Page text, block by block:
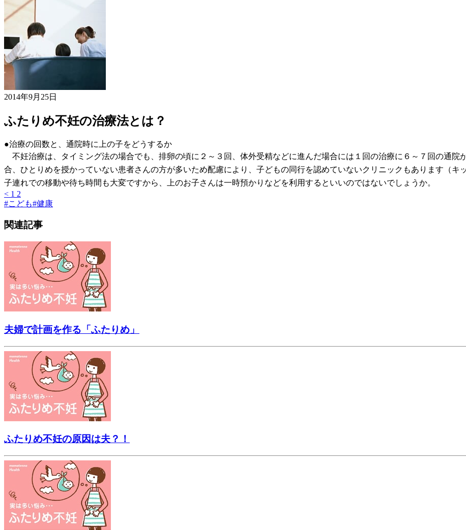
2014年9月25日
ふたりめ不妊の治療法とは？
●治療の回数と、通院時に上の子をどうするか
不妊治療は、タイミング法の場合でも、排卵の頃に２～３回、体外受精などに進んだ場合には１回の治療に６～７回の通院
合、ひとりめを授かっていない患者さんの方が多いため配慮により、子どもの同行を認めていないクリニックもあります（キ
子連れでの移動や待ち時間も大変ですから、上のお子さんは一時預かりなどを利用するといいのではないでしょうか。
< 1 2
#こども#健康
関連記事
夫婦で計画を作る「ふたりめ」
ふたりめ不妊の原因は夫？！